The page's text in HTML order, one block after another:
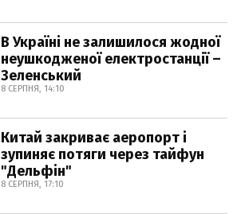
В Україні не залишилося жодної
неушкодженої електростанції –
Зеленський
8 СЕРПНЯ, 14:10
Китай закриває аеропорт і
зупиняє потяги через тайфун
"Дельфін"
8 СЕРПНЯ, 17:10